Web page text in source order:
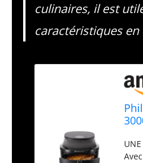
culinaires, il est
caractéristiques en
UNE